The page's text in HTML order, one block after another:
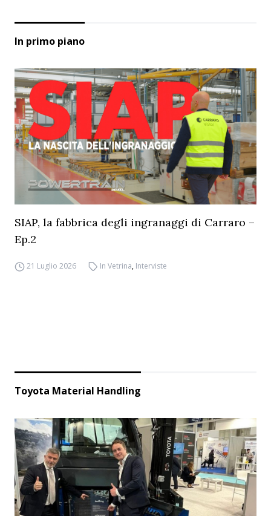
In primo piano
SIAP, la fabbrica degli ingranaggi di Carraro –
Ep.2
21 Luglio 2026 In Vetrina, Interviste
Toyota Material Handling